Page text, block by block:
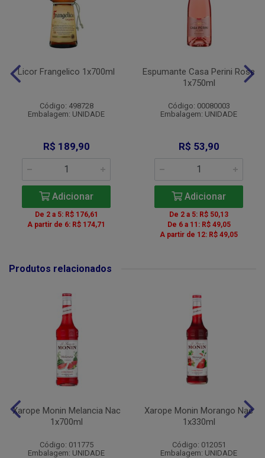
Licor Frangelico 1x700ml
Código: 498728
Embalagem: UNIDADE
R$ 189,90
Adicionar
De 2 a 5: R$ 176,61
A partir de 6: R$ 174,71
Espumante Casa Perini Rose
1x750ml
Código: 00080003
Embalagem: UNIDADE
R$ 53,90
Adicionar
De 2 a 5: R$ 50,13
De 6 a 11: R$ 49,05
A partir de 12: R$ 49,05
Produtos relacionados
Xarope Monin Melancia Nac
1x700ml
Código: 011775
Embalagem: UNIDADE
Xarope Monin Morango Nac
1x330ml
Código: 012051
Embalagem: UNIDADE